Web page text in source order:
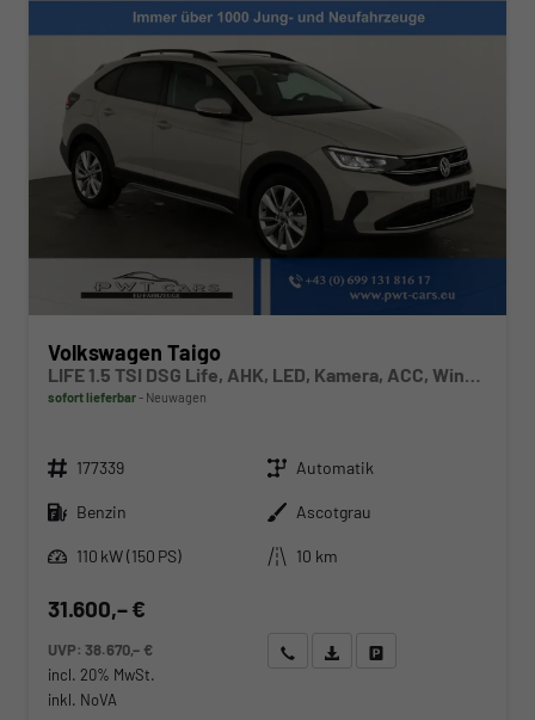
Volkswagen Taigo
LIFE 1.5 TSI DSG Life, AHK, LED, Kamera, ACC, Winter, 17-Zoll
sofort lieferbar Neuwagen
Fahrzeugnr. 177339 Getriebe Automatik
Kraftstoff Benzin Außenfarbe Ascotgrau
Leistung
110 kW (150 PS) Kilometerstand 10 km
31.600,– €
UVP:38.670,– €
incl. 20% MwSt.
inkl. NoVA
Wir rufen Sie anAngebot drucken (PDF)